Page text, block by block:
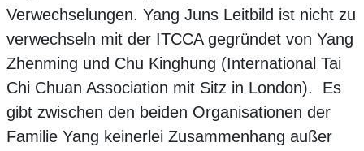
Verwechselungen. Yang Juns Leitbild ist nicht zu
verwechseln mit der ITCCA gegründet von Yang
Zhenming und Chu Kinghung (International Tai
Chi Chuan Association mit Sitz in London). Es
gibt zwischen den beiden Organisationen der
Familie Yang keinerlei Zusammenhang außer